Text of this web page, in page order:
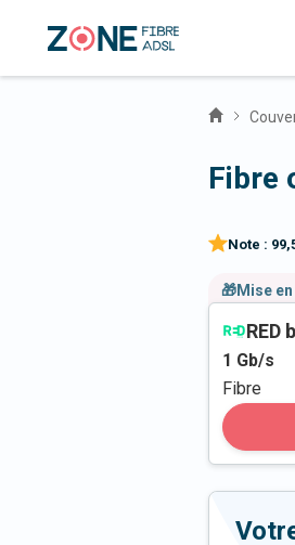
Fibre
Note :
🎁Mise
RED
1 Gb/s
Fibre